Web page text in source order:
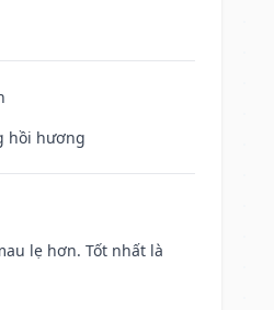
hồi hương
lẹ hơn. Tốt nhất là